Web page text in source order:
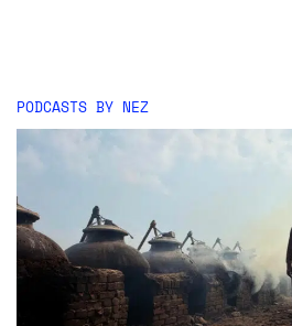
PODCASTS BY NEZ